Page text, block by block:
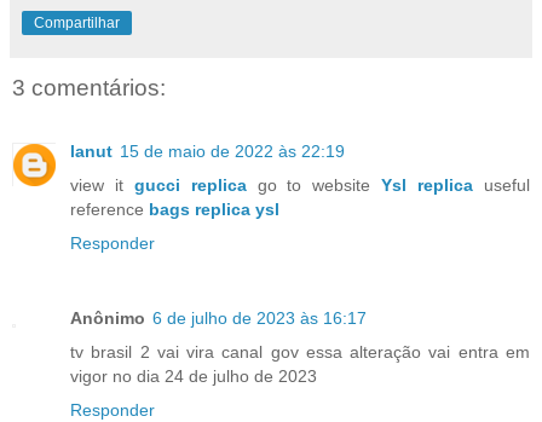
Compartilhar
3 comentários:
lanut 15 de maio de 2022 às 22:19
view it gucci replicago to websiteYsl replica useful
reference bags replica ysl
Responder
Anônimo 6 de julho de 2023 às 16:17
tv brasil 2 vai vira canal gov essa alteração vai entra em
vigor no dia 24 de julho de 2023
Responder